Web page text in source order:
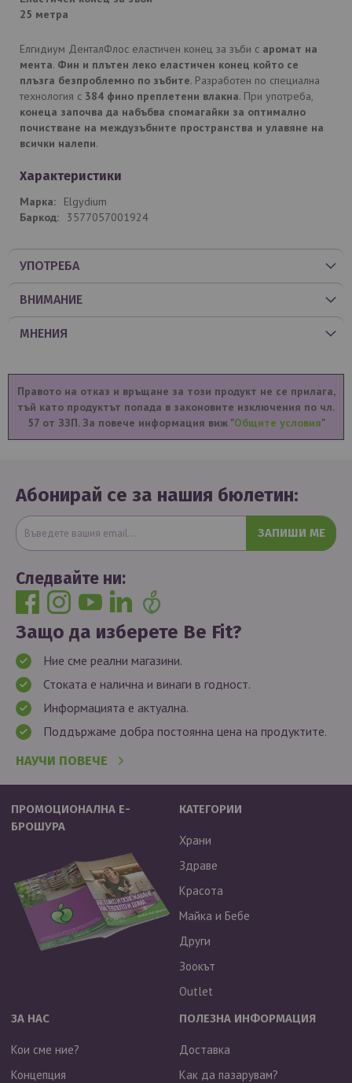
25 метра
Елгидиум ДенталФлос еластичен конец за зъби с аромат на
мента. Фин и плътен леко еластичен конец който се
плъзга безпроблемно по зъбите. Разработен по специална
технология с 384 фино преплетени влакна. При употреба,
конеца започва да набъбва спомагайки за оптимално
почистване на междузъбните пространства и улавяне на
всички налепи.
Характеристики
Elgydium
3577057001924
УПОТРЕБА
ВНИМАНИЕ
МНЕНИЯ
Правото на отказ и връщане за този продукт не се прилага,
тъй като продуктът попада в законовите изключения по чл.
57 от ЗЗП. За повече информация виж "Общите условия"
Абонирай се за нашия бюлетин:
ЗАПИШИ МЕ
Следвайте ни:
Защо да изберете Be Fit?
Ние сме реални магазини.
Стоката е налична и винаги в годност.
Информацията е актуална.
Поддържаме добра постоянна цена на продуктите.
НАУЧИ ПОВЕЧЕ
ПРОМОЦИОНАЛНА Е-
БРОШУРА
КАТЕГОРИИ
Храни
Здраве
Красота
Майка и Бебе
Други
Зоокът
Outlet
ЗА НАС
Кои сме ние?
Концепция
ПОЛЕЗНА ИНФОРМАЦИЯ
Доставка
Как да пазарувам?